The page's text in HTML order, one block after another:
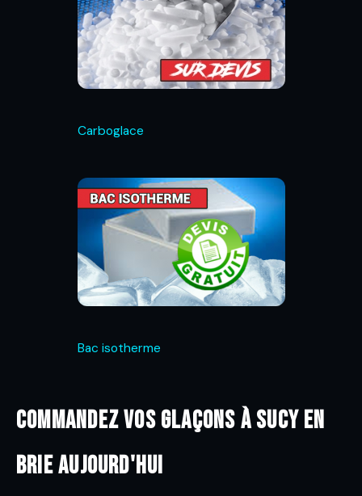
Carboglace
Bac isotherme
Commandez vos glaçons à Sucy en
Brie aujourd'hui